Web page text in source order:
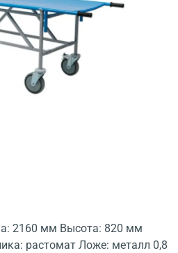
2160 мм Высота: 820 мм
растомат Ложе: металл 0,8